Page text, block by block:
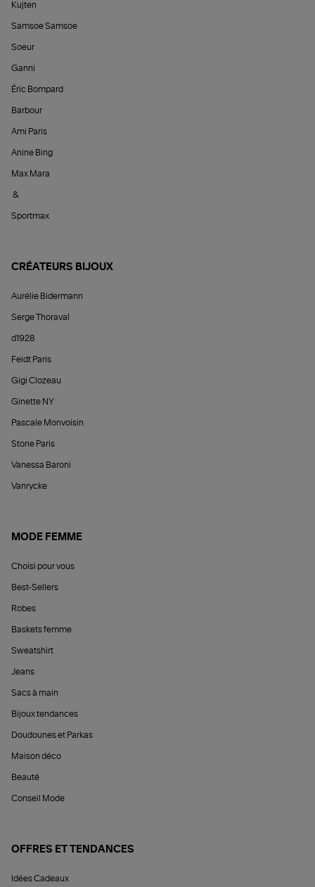
Kujten
Samsoe Samsoe
Soeur
Ganni
Éric Bompard
Barbour
Ami Paris
Anine Bing
Max Mara
&
Sportmax
CRÉATEURS BIJOUX
Aurélie Bidermann
Serge Thoraval
d1928
Feidt Paris
Gigi Clozeau
Ginette NY
Pascale Monvoisin
Stone Paris
Vanessa Baroni
Vanrycke
MODE FEMME
Choisi pour vous
Best-Sellers
Robes
Baskets femme
Sweatshirt
Jeans
Sacs à main
Bijoux tendances
Doudounes et Parkas
Maison déco
Beauté
Conseil Mode
OFFRES ET TENDANCES
Idées Cadeaux